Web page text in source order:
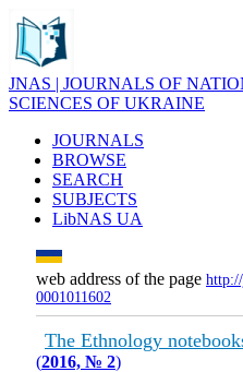
JNAS | JOURNALS OF
SCIENCES OF UKRAINE
JOURNALS
BROWSE
SEARCH
SUBJECTS
LibNAS UA
web address of the page
0001011602
The Ethnology
(2016, № 2)